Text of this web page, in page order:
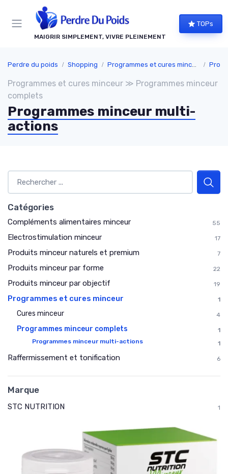
MAIGRIR SIMPLEMENT, VIVRE PLEINEMENT
TOPs
Perdre du poids Shopping Programmes et cures minceur
Programmes et cures minceur ≫ Programmes minceur
complets
Programmes minceur multi-
actions
Catégories
Compléments alimentaires minceur 55
Electrostimulation minceur 17
Produits minceur naturels et premium 7
Produits minceur par forme 22
Produits minceur par objectif 19
Programmes et cures minceur 1
Cures minceur 4
Programmes minceur complets
1
Programmes minceur multi-actions
1
Raffermissement et tonification 6
Marque
STC NUTRITION 1
Panneau de gestion des cookies